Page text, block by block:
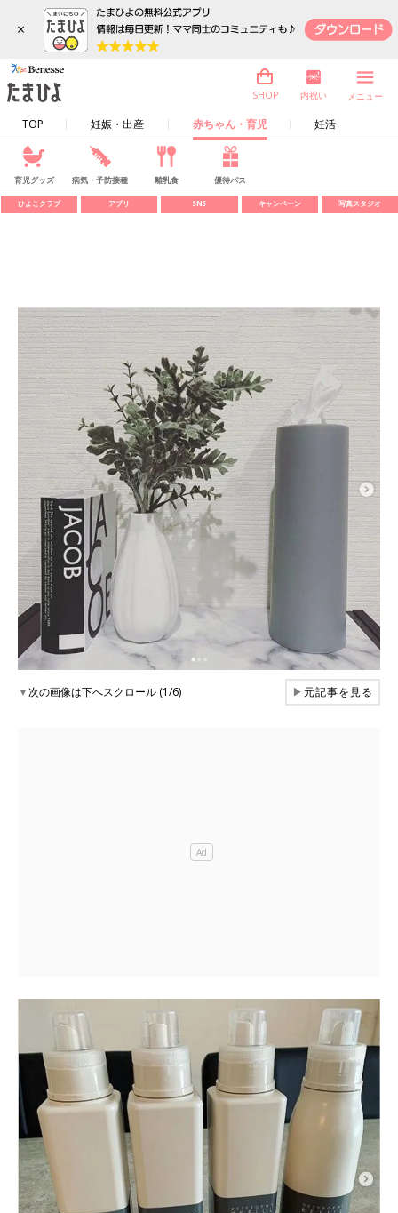
×
TOP 妊娠・出産 赤ちゃん・育児 妊活
SHOP 内祝い メニュー
育児グッズ 病気・予防接種 離乳食 優待パス
ひよこクラブ アプリ SNS キャンペーン 写真スタジオ
▼次の画像は下へスクロール (1/6) ▶元記事を見る